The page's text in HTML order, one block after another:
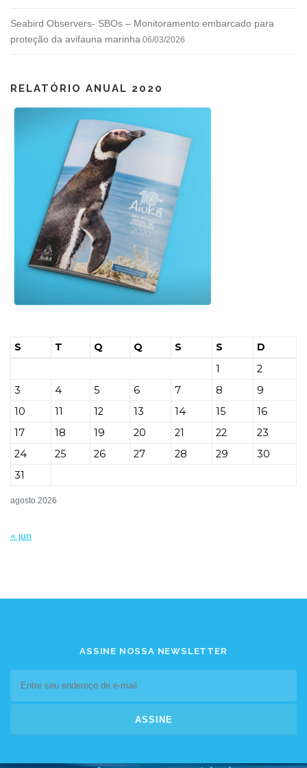
Seabird Observers- SBOs – Monitoramento embarcado para
proteção da avifauna marinha 06/03/2026
RELATÓRIO ANUAL 2020
agosto 2026
S T Q Q S S
D
1
2
3
4 5 6 7 8
9
10
11 12 13 14 15
16
17
18 19 20 21 22
23
24
25 26 27 28 29
30
31
« jun
ASSINE NOSSA NEWSLETTER